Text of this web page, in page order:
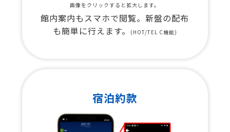
画像をクリックすると拡大します。
館内案内もスマホで閲覧。新盤の配布
も簡単に行えます。
(HOT/TEL C機能)
宿泊約款